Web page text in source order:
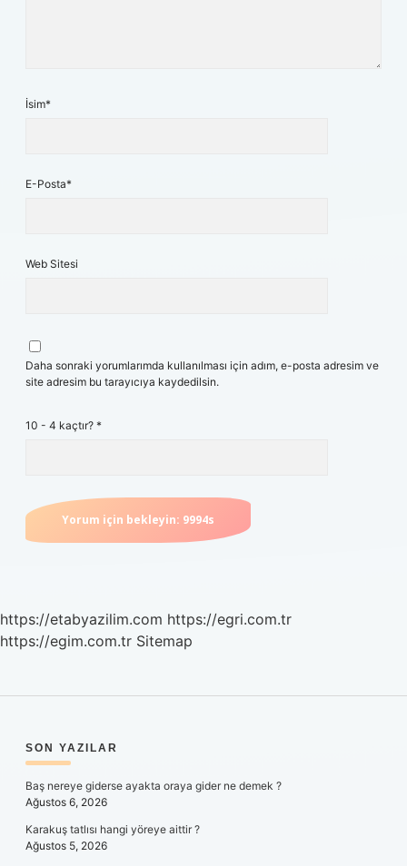
İsim*
E-Posta*
Web Sitesi
Daha sonraki yorumlarımda kullanılması için adım, e-posta adresim ve
site adresim bu tarayıcıya kaydedilsin.
10 - 4 kaçtır? *
https://etabyazilim.com https://egri.com.tr
https://egim.com.tr Sitemap
SIDEBAR
SON YAZILAR
Baş nereye giderse ayakta oraya gider ne demek ?
Ağustos 6, 2026
Karakuş tatlısı hangi yöreye aittir ?
Ağustos 5, 2026